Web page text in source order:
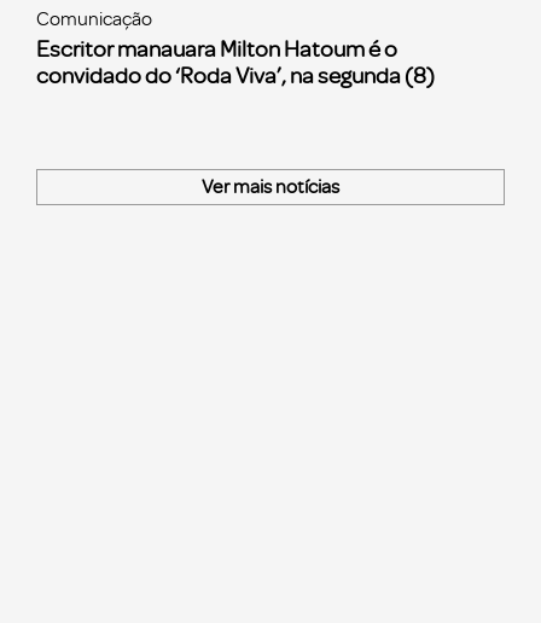
Comunicação
Escritor manauara Milton Hatoum é o
convidado do ‘Roda Viva’, na segunda (8)
Ver mais notícias